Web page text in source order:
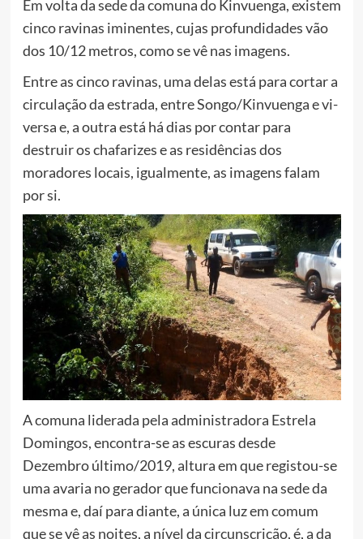
Em volta da sede da comuna do Kinvuenga, existem
cinco ravinas iminentes, cujas profundidades vão
dos 10/12 metros, como se vê nas imagens.
Entre as cinco ravinas, uma delas está para cortar a
circulação da estrada, entre Songo/Kinvuenga e vi-
versa e, a outra está há dias por contar para
destruir os chafarizes e as residências dos
moradores locais, igualmente, as imagens falam
por si.
A comuna liderada pela administradora Estrela
Domingos, encontra-se as escuras desde
Dezembro último/2019, altura em que registou-se
uma avaria no gerador que funcionava na sede da
mesma e, daí para diante, a única luz em comum
que se vê as noites, a nível da circunscrição, é, a da